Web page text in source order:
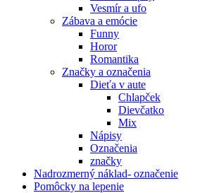
Vesmír a ufo
Zábava a emócie
Funny
Horor
Romantika
Značky a označenia
Dieťa v aute
Chlapček
Dievčatko
Mix
Nápisy
Označenia
značky
Nadrozmerný náklad- označenie
Pomôcky na lepenie